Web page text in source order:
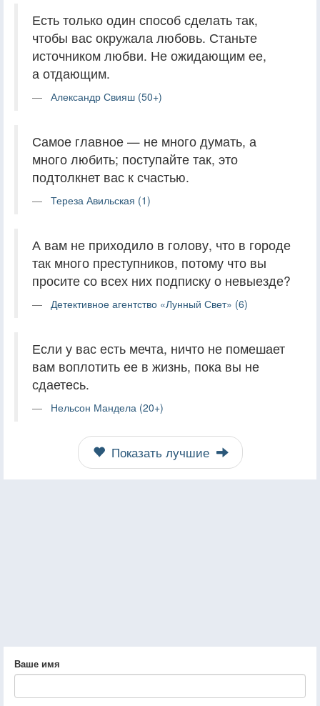
Есть только один способ сделать так,
чтобы вас окружала любовь. Станьте
источником любви. Не ожидающим ее,
а отдающим.
Александр Свияш (50+)
Самое главное — не много думать, а
много любить; поступайте так, это
подтолкнет вас к счастью.
Тереза Авильская (1)
А вам не приходило в голову, что в городе
так много преступников, потому что вы
просите со всех них подписку о невыезде?
Детективное агентство «Лунный Свет» (6)
Если у вас есть мечта, ничто не помешает
вам воплотить ее в жизнь, пока вы не
сдаетесь.
Нельсон Мандела (20+)
Показать лучшие
Ваше имя